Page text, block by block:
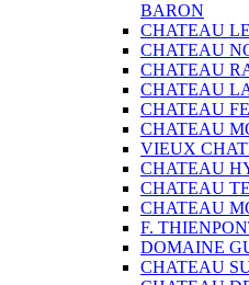
BARON
CHATEAU
CHATEAU
CHATEAU
CHATEAU
CHATEAU
CHATEAU
VIEUX
CHATEAU
CHATEAU
CHATEAU
F.
DOMAINE
CHATEAU